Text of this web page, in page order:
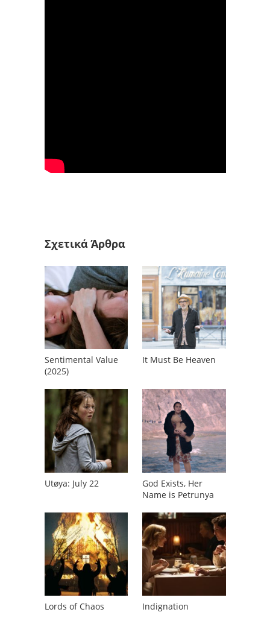
Σχετικά Άρθρα
Sentimental Value
(2025)
It Must Be Heaven
Utøya: July 22
God Exists, Her
Name is Petrunya
Lords of Chaos Indignation